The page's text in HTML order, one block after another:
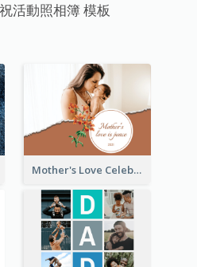
活動照相簿 模板
Mother's Love Celebration Photo Book